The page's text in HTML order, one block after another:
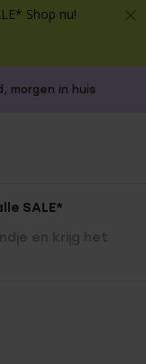
Shop nu!
morgen in huis
SALE*
en krijg het